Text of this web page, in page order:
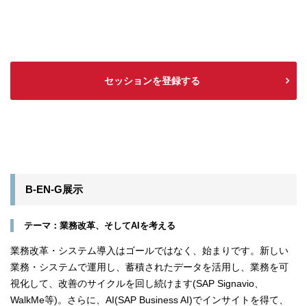
セッションを登録する
B-EN-G展示
テーマ：業務改革、そしてAIを考える
業務改革・システム導入はゴールではなく、始まりです。新しい
業務・システムで運用し、蓄積されたデータを活用し、業務を可
視化して、改善のサイクルを回し続けます(SAP Signavio、
WalkMe等)。さらに、AI(SAP Business AI)でインサイトを得て、